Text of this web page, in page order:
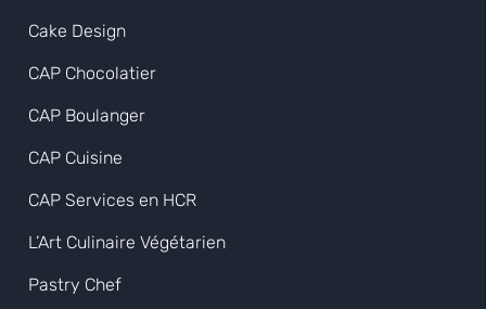
Cake Design
CAP Chocolatier
CAP Boulanger
CAP Cuisine
CAP Services en HCR
L’Art Culinaire Végétarien
Pastry Chef